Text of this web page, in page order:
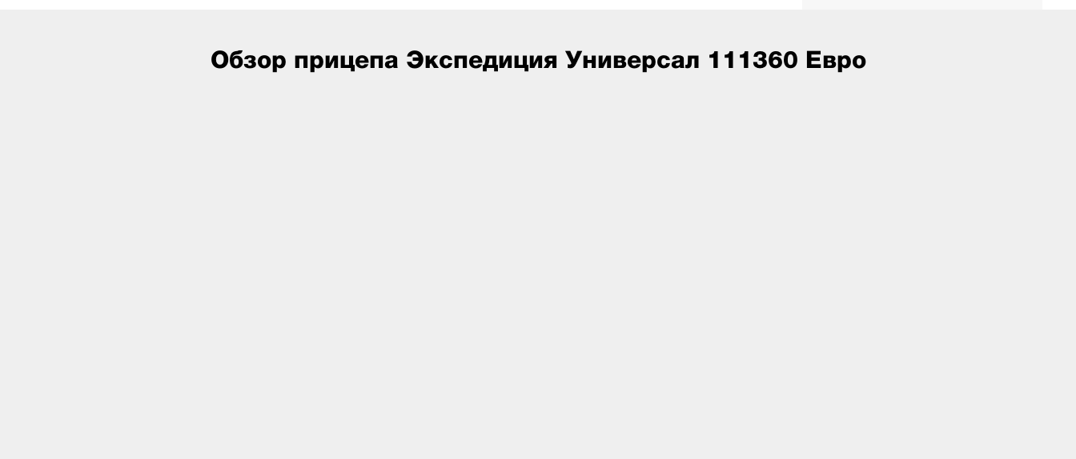
Обзор прицепа Экспедиция Универсал 111360 Евро